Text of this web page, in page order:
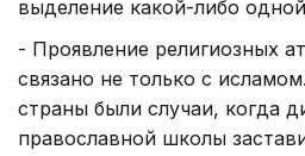
выделение какой-либо
- Проявление религиозных
связано не только с
страны были случаи, когда
православной школы